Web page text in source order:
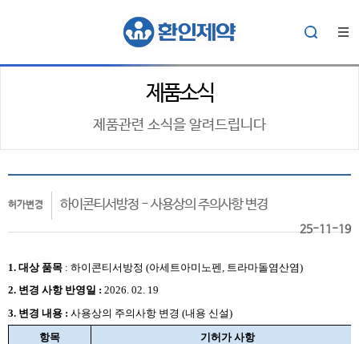
제품소식
제품관련 소식을 알려드립니다
허가변경 하이콘티서방정 - 사용상의 주의사항 변경
25-11-19
1. 대상품목 : 하이콘티서방정 (아세트아미노펜, 트라마돌염산염)
2. 변경 사항 반영일 : 2026. 02. 19
3. 변경 내용 : 사용상의 주의사항 변경 (내용 신설)
항목
기허가 사항